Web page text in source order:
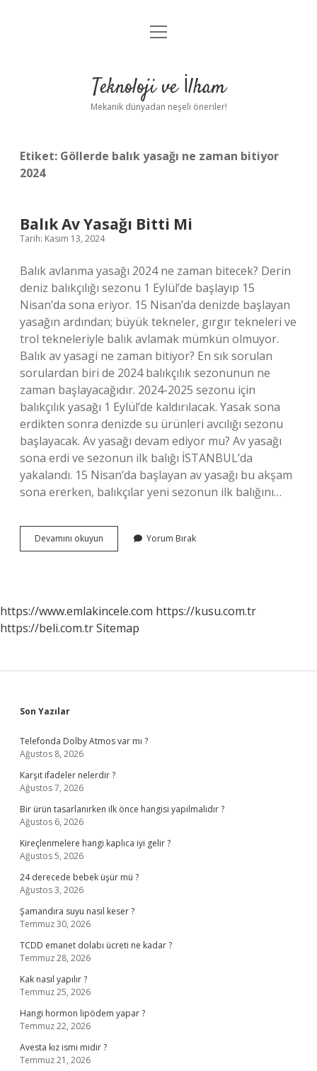
Anasayfa
Yasal Uyarı
menüyü
Teknoloji ve İlham
Mekanik dünyadan neşeli öneriler!
Etiket: Göllerde balık yasağı ne zaman bitiyor
2024
Balık Av Yasağı Bitti Mi
Tarih: Kasım 13, 2024
Balık avlanma yasağı 2024 ne zaman bitecek? Derin
deniz balıkçılığı sezonu 1 Eylül’de başlayıp 15
Nisan’da sona eriyor. 15 Nisan’da denizde başlayan
yasağın ardından; büyük tekneler, gırgır tekneleri ve
trol tekneleriyle balık avlamak mümkün olmuyor.
Balık av yasagi ne zaman bitiyor? En sık sorulan
sorulardan biri de 2024 balıkçılık sezonunun ne
zaman başlayacağıdır. 2024-2025 sezonu için
balıkçılık yasağı 1 Eylül’de kaldırılacak. Yasak sona
erdikten sonra denizde su ürünleri avcılığı sezonu
başlayacak. Av yasağı devam ediyor mu? Av yasağı
sona erdi ve sezonun ilk balığı İSTANBUL’da
yakalandı. 15 Nisan’da başlayan av yasağı bu akşam
sona ererken, balıkçılar yeni sezonun ilk balığını…
Devamını okuyun
Av
Yorum Bırak
https://www.emlakincele.com https://kusu.com.tr
https://beli.com.trSitemap
Sidebar
Son Yazılar
Telefonda Dolby Atmos var mı ?
Ağustos 8, 2026
Karşıt ifadeler nelerdir ?
Ağustos 7, 2026
Bir ürün tasarlanırken ilk önce hangisi yapılmalıdır ?
Ağustos 6, 2026
Kireçlenmelere hangi kaplıca iyi gelir ?
Ağustos 5, 2026
24 derecede bebek üşür mü ?
Ağustos 3, 2026
Şamandıra suyu nasıl keser ?
Temmuz 30, 2026
TCDD emanet dolabı ücreti ne kadar ?
Temmuz 28, 2026
Kak nasıl yapılır ?
Temmuz 25, 2026
Hangi hormon lipödem yapar ?
Temmuz 22, 2026
Avesta kız ismi midir ?
Temmuz 21, 2026